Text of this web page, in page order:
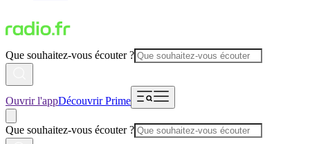
Que souhaitez-vous écouter ?
Ouvrir l'appDécouvrir Prime
Que souhaitez-vous écouter ?